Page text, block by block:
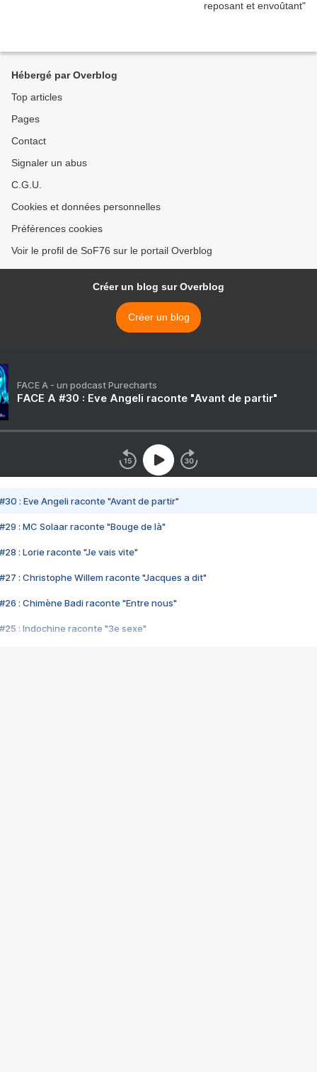
Hébergé par Overblog
Top articles
Pages
Contact
Signaler un abus
C.G.U.
Cookies et données personnelles
Préférences cookies
Voir le profil de SoF76 sur le portail Overblog
Créer un blog sur Overblog
Créer un blog
FACE A - un podcast Purecharts
FACE A #30 : Eve Angeli raconte "Avant de partir"
#30 : Eve Angeli raconte "Avant de partir"
#29 : MC Solaar raconte "Bouge de là"
#28 : Lorie raconte "Je vais vite"
#27 : Christophe Willem raconte "Jacques a dit"
#26 : Chimène Badi raconte "Entre nous"
#25 : Indochine raconte "3e sexe"